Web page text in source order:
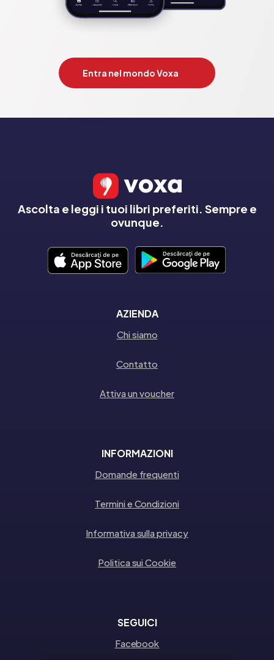
Entra nel mondo Voxa
Ascolta e leggi i tuoi libri preferiti. Sempre e
ovunque.
AZIENDA
Chi siamo
Contatto
Attiva un voucher
INFORMAZIONI
Domande frequenti
Termini e Condizioni
Informativa sulla privacy
Politica sui Cookie
SEGUICI
Facebook